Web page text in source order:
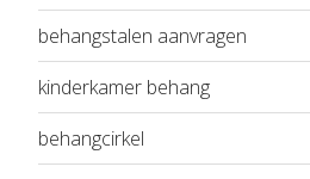
behangstalen aanvragen
kinderkamer behang
behangcirkel